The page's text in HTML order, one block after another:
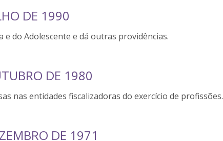
DE 1990
do Adolescente e dá outras providências.
DE 1980
nas entidades fiscalizadoras do exercício de profissões.
DE 1971